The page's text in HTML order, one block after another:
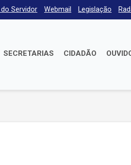
Servidor Webmail Legislação
SECRETARIAS CIDADÃO